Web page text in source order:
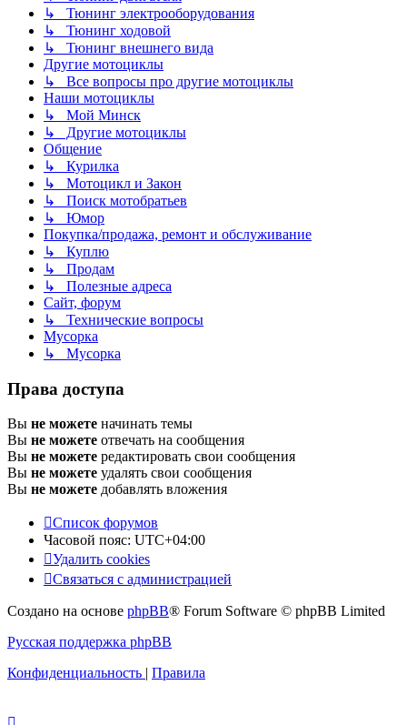
↳ Тюнинг электрооборудования
↳ Тюнинг ходовой
↳ Тюнинг внешнего вида
Другие мотоциклы
↳ Все вопросы про другие мотоциклы
Наши мотоциклы
↳ Мой Минск
↳ Другие мотоциклы
Общение
↳ Курилка
↳ Мотоцикл и Закон
↳ Поиск мотобратьев
↳ Юмор
Покупка/продажа, ремонт и обслуживание
↳ Куплю
↳ Продам
↳ Полезные адреса
Сайт, форум
↳ Технические вопросы
Мусорка
↳ Мусорка
Права доступа
Вы не можете начинать темы
Вы не можете отвечать на сообщения
Вы не можете редактировать свои сообщения
Вы не можете удалять свои сообщения
Вы не можете добавлять вложения
Список форумов
Часовой пояс: UTC+04:00
Удалить cookies
Связаться с администрацией
Создано на основе phpBB® Forum Software © phpBB Limited
Русская поддержка phpBB
Конфиденциальность | Правила